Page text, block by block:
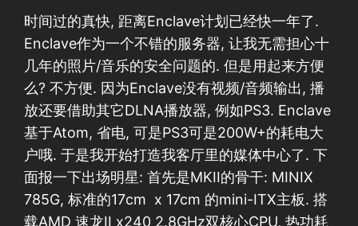
时间过的真快, 距离Enclave计划已经快一年了.
Enclave作为一个不错的服务器, 让我无需担心十
几年的照片/音乐的安全问题的. 但是用起来方便
么? 不方便. 因为Enclave没有视频/音频输出, 播
放还要借助其它DLNA播放器, 例如PS3. Enclave
基于Atom, 省电, 可是PS3可是200W+的耗电大
户哦. 于是我开始打造我客厅里的媒体中心了. 下
面报一下出场明星: 首先是MKII的骨干: MINIX
785G, 标准的17cm x 17cm 的mini-ITX主板. 搭
载AMD 速龙II x240 2.8GHz双核心CPU, 热功耗